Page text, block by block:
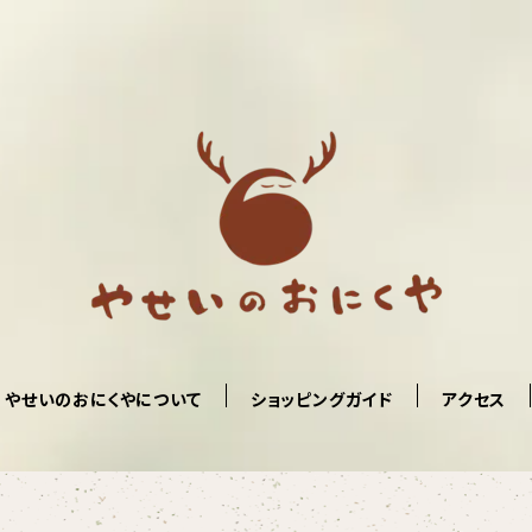
やせいのおにくやについて ショッピングガイド アクセス